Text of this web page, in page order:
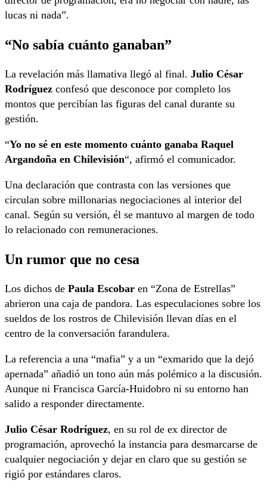
lucas ni nada”.
“No sabía cuánto ganaban”
La revelación más llamativa llegó al final. Julio César
Rodríguez confesó que desconoce por completo los
montos que percibían las figuras del canal durante su
gestión.
“Yo no sé en este momento cuánto ganaba Raquel
Argandoña en Chilevisión“, afirmó el comunicador.
Una declaración que contrasta con las versiones que
circulan sobre millonarias negociaciones al interior del
canal. Según su versión, él se mantuvo al margen de todo
lo relacionado con remuneraciones.
Un rumor que no cesa
Los dichos de Paula Escobar en “Zona de Estrellas”
abrieron una caja de pandora. Las especulaciones sobre los
sueldos de los rostros de Chilevisión llevan días en el
centro de la conversación farandulera.
La referencia a una “mafia” y a un “exmarido que la dejó
apernada” añadió un tono aún más polémico a la discusión.
Aunque ni Francisca García-Huidobro ni su entorno han
salido a responder directamente.
Julio César Rodríguez, en su rol de ex director de
programación, aprovechó la instancia para desmarcarse de
cualquier negociación y dejar en claro que su gestión se
rigió por estándares claros.